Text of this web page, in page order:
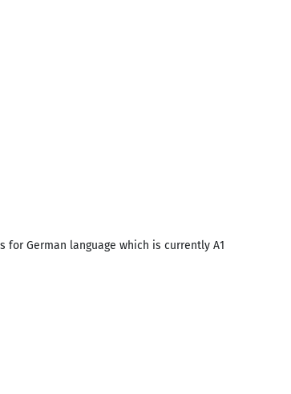
German language which is currently A1